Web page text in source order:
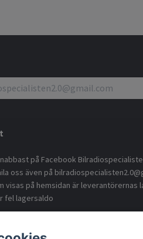
på Facebook
oss även på
visas på hemsidan är leverantörernas
fel lagersaldo